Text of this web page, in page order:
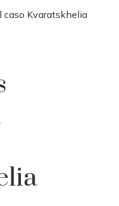
caso Kvaratskhelia